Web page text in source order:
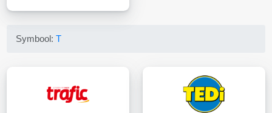
Symbool:T